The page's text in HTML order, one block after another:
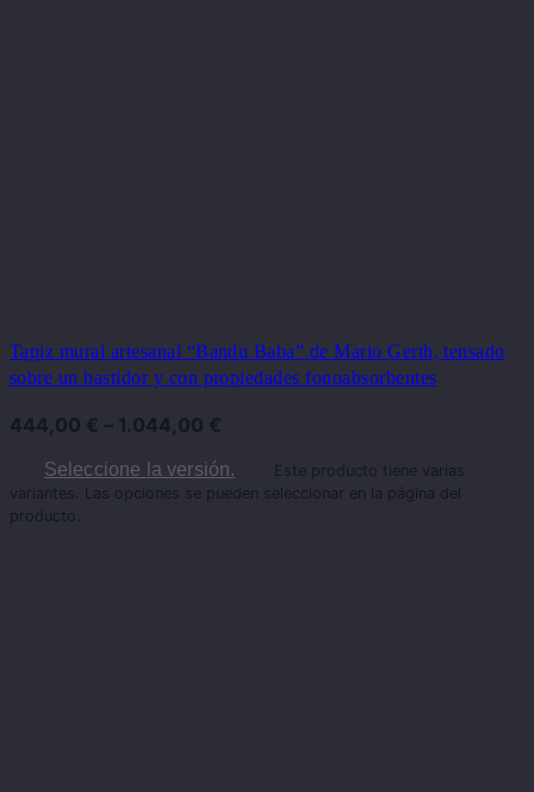
Tapiz mural artesanal “Bandu Baba” de Mario Gerth, tensado
sobre un bastidor y con propiedades fonoabsorbentes
444,00 € – 1.044,00 €
Seleccione la versión.
Este producto tiene varias
variantes. Las opciones se pueden seleccionar en la página del
producto.